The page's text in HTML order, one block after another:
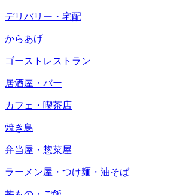
デリバリー・宅配
からあげ
ゴーストレストラン
居酒屋・バー
カフェ・喫茶店
焼き鳥
弁当屋・惣菜屋
ラーメン屋・つけ麺・油そば